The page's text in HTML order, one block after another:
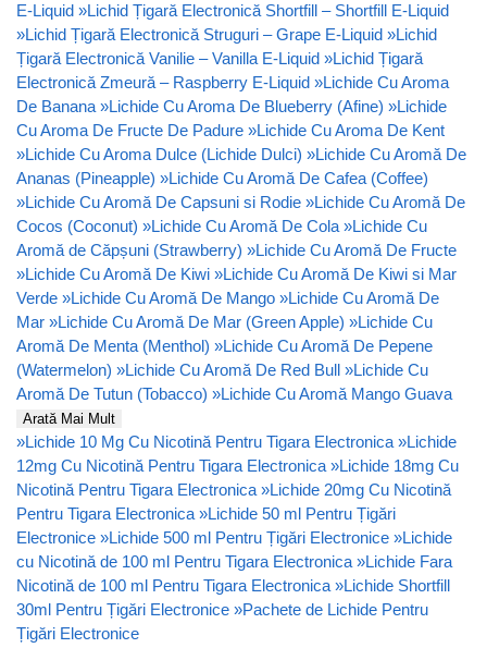
E-Liquid »Lichid Țigară Electronică Shortfill – Shortfill E-Liquid
»Lichid Țigară Electronică Struguri – Grape E-Liquid »Lichid
Țigară Electronică Vanilie – Vanilla E-Liquid »Lichid Țigară
Electronică Zmeură – Raspberry E-Liquid »Lichide Cu Aroma
De Banana »Lichide Cu Aroma De Blueberry (Afine) »Lichide
Cu Aroma De Fructe De Padure »Lichide Cu Aroma De Kent
»Lichide Cu Aroma Dulce (Lichide Dulci) »Lichide Cu Aromă De
Ananas (Pineapple) »Lichide Cu Aromă De Cafea (Coffee)
»Lichide Cu Aromă De Capsuni si Rodie »Lichide Cu Aromă De
Cocos (Coconut) »Lichide Cu Aromă De Cola »Lichide Cu
Aromă de Căpșuni (Strawberry) »Lichide Cu Aromă De Fructe
»Lichide Cu Aromă De Kiwi »Lichide Cu Aromă De Kiwi si Mar
Verde »Lichide Cu Aromă De Mango »Lichide Cu Aromă De
Mar »Lichide Cu Aromă De Mar (Green Apple) »Lichide Cu
Aromă De Menta (Menthol) »Lichide Cu Aromă De Pepene
(Watermelon) »Lichide Cu Aromă De Red Bull »Lichide Cu
Aromă De Tutun (Tobacco) »Lichide Cu Aromă Mango Guava
Arată Mai Mult
»Lichide 10 Mg Cu Nicotină Pentru Tigara Electronica »Lichide
12mg Cu Nicotină Pentru Tigara Electronica »Lichide 18mg Cu
Nicotină Pentru Tigara Electronica »Lichide 20mg Cu Nicotină
Pentru Tigara Electronica »Lichide 50 ml Pentru Țigări
Electronice »Lichide 500 ml Pentru Țigări Electronice »Lichide
cu Nicotină de 100 ml Pentru Tigara Electronica »Lichide Fara
Nicotină de 100 ml Pentru Tigara Electronica »Lichide Shortfill
30ml Pentru Țigări Electronice »Pachete de Lichide Pentru
Țigări Electronice